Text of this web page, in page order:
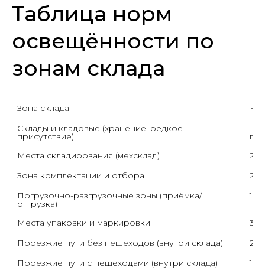
Таблица норм
освещённости по
зонам склада
Зона склада
Склады и кладовые (хранение, редкое
присутствие)
Места складирования (мехсклад)
Зона комплектации и отбора
Погрузочно-разгрузочные зоны (приёмка/
отгрузка)
150
Места упаковки и маркировки
Проезжие пути без пешеходов (внутри склада)
20
Проезжие пути с пешеходами (внутри склада)